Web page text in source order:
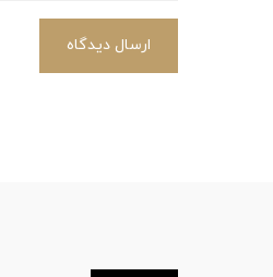
ارسال دیدگاه